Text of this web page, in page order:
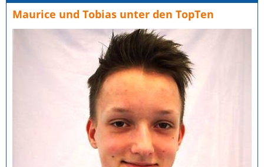
Maurice und Tobias unter den TopTen